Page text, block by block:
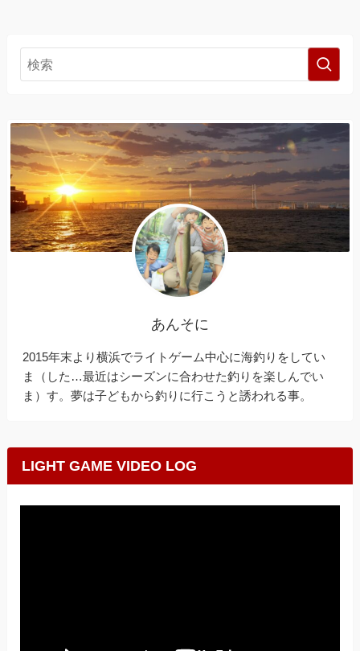
あんそに
2015年末より横浜でライトゲーム中心に海釣りをしてい
ま（した…最近はシーズンに合わせた釣りを楽しんでい
ま）す。夢は子どもから釣りに行こうと誘われる事。
LIGHT GAME VIDEO LOG